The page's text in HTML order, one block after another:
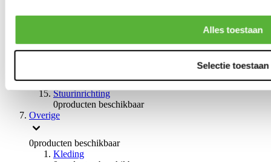
Alles toestaan
Selectie toestaan
0producten beschikbaar
Remmen overige
0producten beschikbaar
Stuurinrichting
0producten beschikbaar
Overige
0producten beschikbaar
Kleding